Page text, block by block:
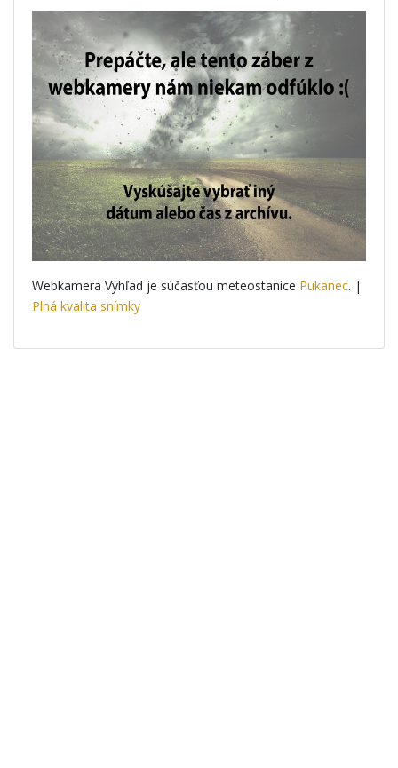
Webkamera Výhľad je súčasťou meteostanice Pukanec. |
Plná kvalita snímky